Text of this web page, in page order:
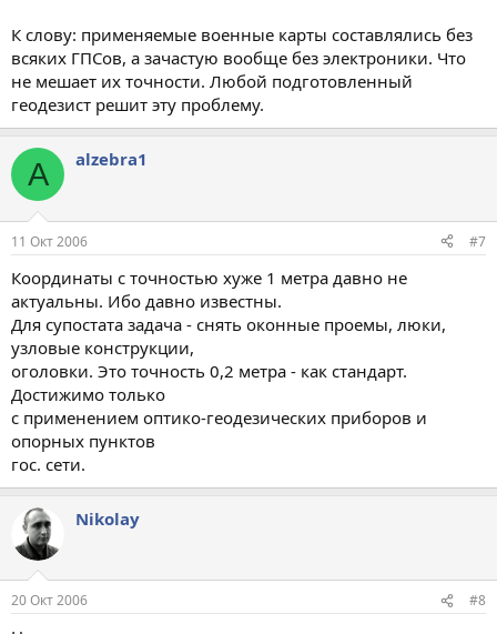
К слову: применяемые военные карты составлялись без
всяких ГПСов, а зачастую вообще без электроники. Что
не мешает их точности. Любой подготовленный
геодезист решит эту проблему.
A alzebra1
11 Окт 2006 #7
Координаты с точностью хуже 1 метра давно не
актуальны. Ибо давно известны.
Для супостата задача - снять оконные проемы, люки,
узловые конструкции,
оголовки. Это точность 0,2 метра - как стандарт.
Достижимо только
с применением оптико-геодезических приборов и
опорных пунктов
гос. сети.
Nikolay
20 Окт 2006 #8